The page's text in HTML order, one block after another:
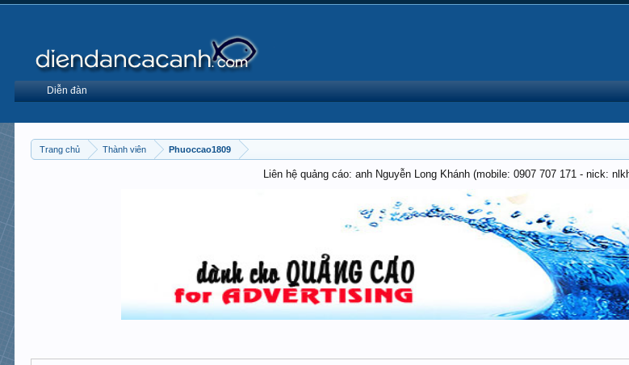
Trang chủ Thành viên Phuoccao1809
Liên hệ quảng cáo: anh Nguyễn Long Khánh (mobile: 0907 707 171 - nick:
Diễn đàn